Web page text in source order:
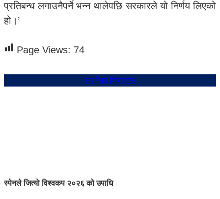
प्रतिबन्ध लगाउनैपर्ने भन्न थालेपछि सरकारले यो निर्णय लिएको
हो।’
Page Views: 74
संबन्धित शिर्षकहरु
स्पेनले जित्याे विश्वकप २०२६ को उपाधि